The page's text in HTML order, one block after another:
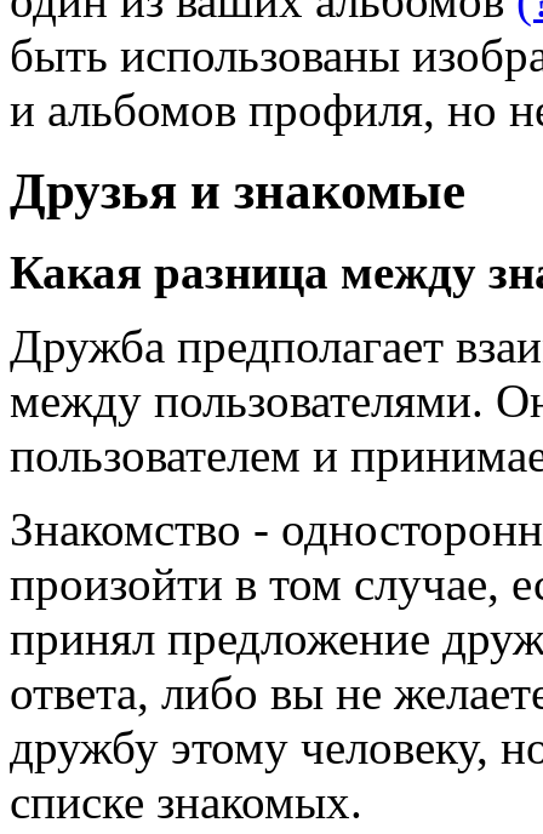
быть использованы
и альбомов профиля, но
Друзья и знакомые
Какая разница между
Дружба предполагает
между пользователями.
пользователем и
Знакомство -
произойти в том случае,
принял предложение
ответа, либо вы не
дружбу этому человеку,
списке знакомых.